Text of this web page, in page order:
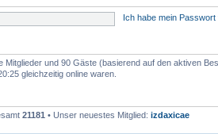
Ich habe mein
Mitglieder und 90 Gäste (basierend auf den aktiven
gleichzeitig online waren.
21181 • Unser neuestes Mitglied: izdaxicae